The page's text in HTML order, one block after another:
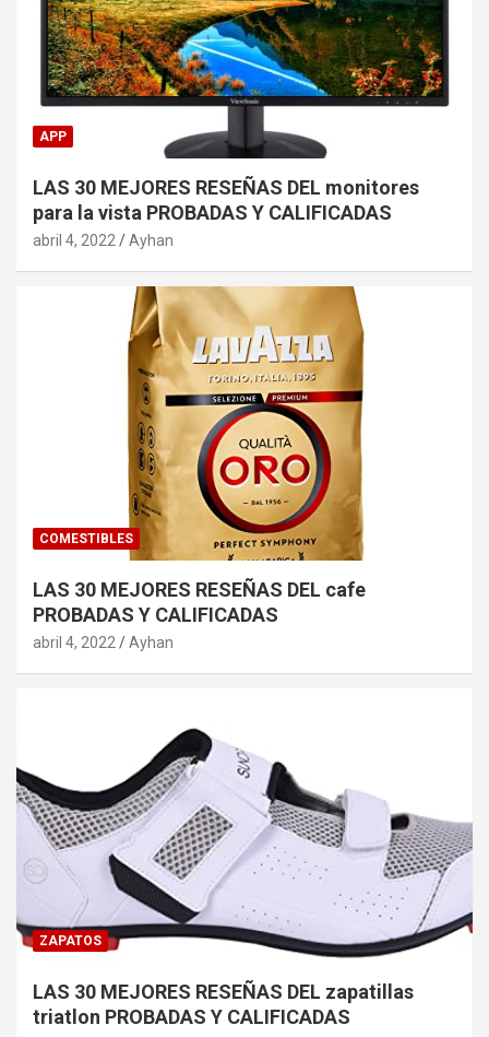
APP
LAS 30 MEJORES RESEÑAS DEL monitores
para la vista PROBADAS Y CALIFICADAS
abril 4, 2022 Ayhan
COMESTIBLES
LAS 30 MEJORES RESEÑAS DEL cafe
PROBADAS Y CALIFICADAS
abril 4, 2022 Ayhan
ZAPATOS
LAS 30 MEJORES RESEÑAS DEL zapatillas
triatlon PROBADAS Y CALIFICADAS